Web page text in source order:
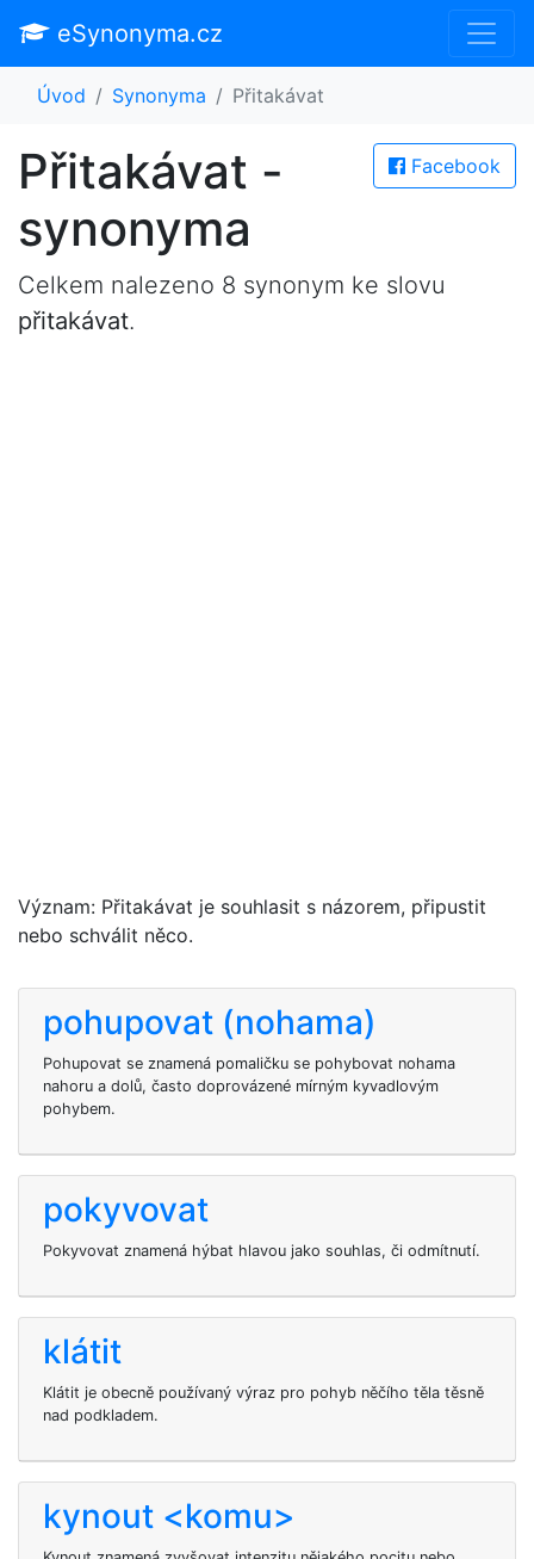
eSynonyma.cz
Úvod Synonyma Přitakávat
Facebook
Přitakávat -
synonyma
Celkem nalezeno 8 synonym ke slovu
přitakávat.
Význam: Přitakávat je souhlasit s názorem, připustit
nebo schválit něco.
pohupovat (nohama)
Pohupovat se znamená pomaličku se pohybovat nohama
nahoru a dolů, často doprovázené mírným kyvadlovým
pohybem.
pokyvovat
Pokyvovat znamená hýbat hlavou jako souhlas, či odmítnutí.
klátit
Klátit je obecně používaný výraz pro pohyb něčího těla těsně
nad podkladem.
kynout <komu>